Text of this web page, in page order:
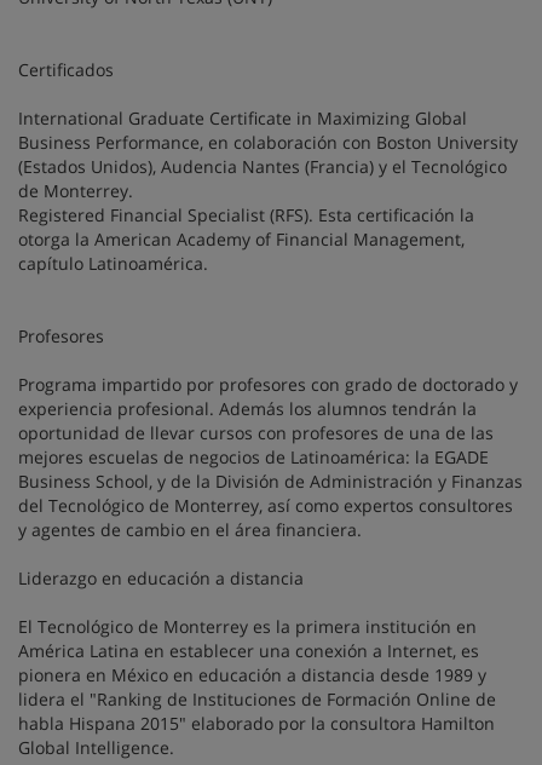
Certificados
International Graduate Certificate in Maximizing Global
Business Performance, en colaboración con Boston University
(Estados Unidos), Audencia Nantes (Francia) y el Tecnológico
de Monterrey.
Registered Financial Specialist (RFS). Esta certificación la
otorga la American Academy of Financial Management,
capítulo Latinoamérica.
Profesores
Programa impartido por profesores con grado de doctorado y
experiencia profesional. Además los alumnos tendrán la
oportunidad de llevar cursos con profesores de una de las
mejores escuelas de negocios de Latinoamérica: la EGADE
Business School, y de la División de Administración y Finanzas
del Tecnológico de Monterrey, así como expertos consultores
y agentes de cambio en el área financiera.
Liderazgo en educación a distancia
El Tecnológico de Monterrey es la primera institución en
América Latina en establecer una conexión a Internet, es
pionera en México en educación a distancia desde 1989 y
lidera el "Ranking de Instituciones de Formación Online de
habla Hispana 2015" elaborado por la consultora Hamilton
Global Intelligence.